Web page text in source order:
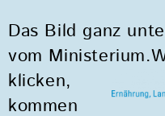
Das Bild ganz
vom Ministerium.
klicken,
kommen